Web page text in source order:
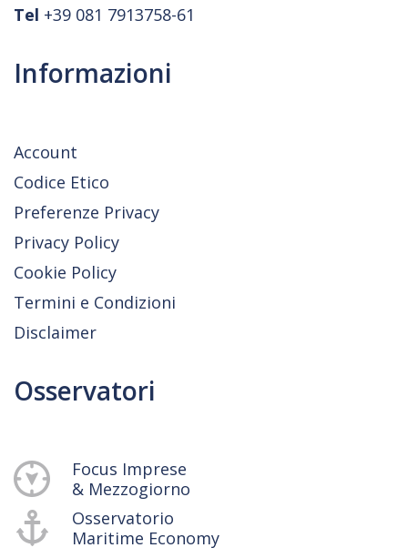
Tel +39 081 7913758-61
Informazioni
Account
Codice Etico
Preferenze Privacy
Privacy Policy
Cookie Policy
Termini e Condizioni
Disclaimer
Osservatori
Focus Imprese
& Mezzogiorno
Osservatorio
Maritime Economy